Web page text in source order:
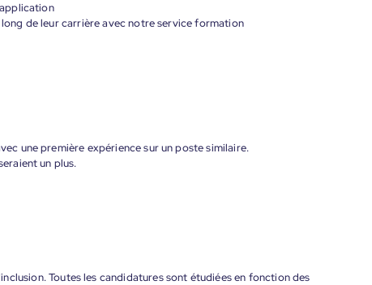
de leur carrière avec notre service formation
une première expérience sur un poste similaire.
un plus.
Toutes les candidatures sont étudiées en fonction des